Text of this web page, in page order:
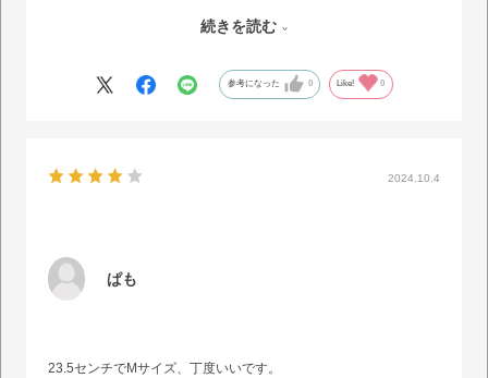
白なので汚れは仕方なく、1?2シーズンで買い替えます。
続きを読む
参考になった 0 Like! 0
2024.10.4
ぱも
23.5センチでMサイズ、丁度いいです。